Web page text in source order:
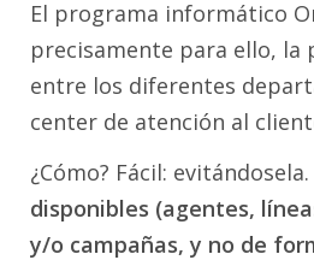
El programa informático
precisamente para ello,
entre los diferentes
center de atención al
¿Cómo? Fácil: evitándosela.
disponibles (agentes,
y/o campañas, y no de